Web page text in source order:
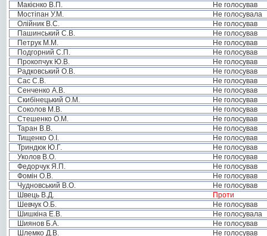
Макієнко В.П.
Не голосував
Мостіпан У.М.
Не голосувала
Олійник В.С.
Не голосував
Пашинський С.В.
Не голосував
Петрук М.М.
Не голосував
Подгорний С.П.
Не голосував
Прокопчук Ю.В.
Не голосував
Радковський О.В.
Не голосував
Сас С.В.
Не голосував
Сенченко А.В.
Не голосував
Скибінецький О.М.
Не голосував
Соколов М.В.
Не голосував
Стешенко О.М.
Не голосував
Таран В.В.
Не голосував
Тищенко О.І.
Не голосував
Триндюк Ю.Г.
Не голосував
Уколов В.О.
Не голосував
Федорчук Я.П.
Не голосував
Фомін О.В.
Не голосував
Чудновський В.О.
Не голосував
Швець В.Д.
Проти
Шевчук О.Б.
Не голосував
Шишкіна Е.В.
Не голосувала
Шиянов Б.А.
Не голосував
Шлемко Д.В.
Не голосував